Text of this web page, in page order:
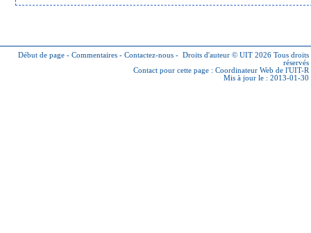
Début de page - Commentaires - Contactez-nous - Droits d'auteur © UIT 2026 Tous droits
réservés
Contact pour cette page : Coordinateur Web de l'UIT-R
Mis à jour le : 2013-01-30